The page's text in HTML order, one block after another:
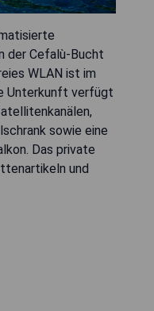
der Cefalù-Bucht
WLAN ist im
Unterkunft verfügt
sowie eine
Das private
und